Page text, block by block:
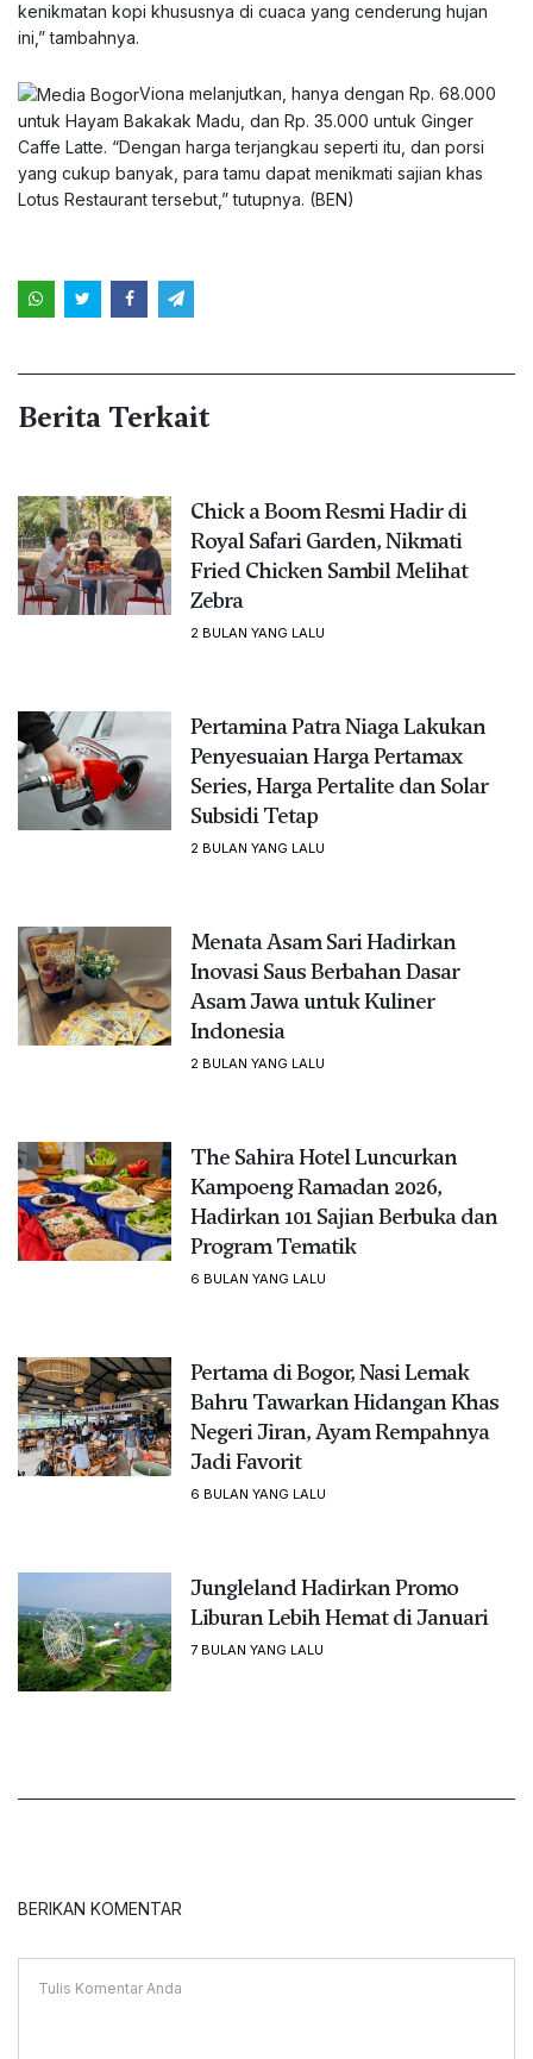
kenikmatan kopi khususnya di cuaca yang cenderung hujan
ini,” tambahnya.
Viona melanjutkan, hanya dengan Rp. 68.000
untuk Hayam Bakakak Madu, dan Rp. 35.000 untuk Ginger
Caffe Latte. “Dengan harga terjangkau seperti itu, dan porsi
yang cukup banyak, para tamu dapat menikmati sajian khas
Lotus Restaurant tersebut,” tutupnya. (BEN)
Berita Terkait
Chick a Boom Resmi Hadir di
Royal Safari Garden, Nikmati
Fried Chicken Sambil Melihat
Zebra
2 BULAN YANG LALU
Pertamina Patra Niaga Lakukan
Penyesuaian Harga Pertamax
Series, Harga Pertalite dan Solar
Subsidi Tetap
2 BULAN YANG LALU
Menata Asam Sari Hadirkan
Inovasi Saus Berbahan Dasar
Asam Jawa untuk Kuliner
Indonesia
2 BULAN YANG LALU
The Sahira Hotel Luncurkan
Kampoeng Ramadan 2026,
Hadirkan 101 Sajian Berbuka dan
Program Tematik
6 BULAN YANG LALU
Pertama di Bogor, Nasi Lemak
Bahru Tawarkan Hidangan Khas
Negeri Jiran, Ayam Rempahnya
Jadi Favorit
6 BULAN YANG LALU
Jungleland Hadirkan Promo
Liburan Lebih Hemat di Januari
7 BULAN YANG LALU
BERIKAN KOMENTAR